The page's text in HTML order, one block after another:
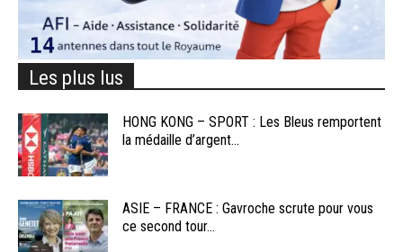
Les plus lus
HONG KONG – SPORT : Les Bleus remportent
la médaille d’argent...
ASIE – FRANCE : Gavroche scrute pour vous
ce second tour...